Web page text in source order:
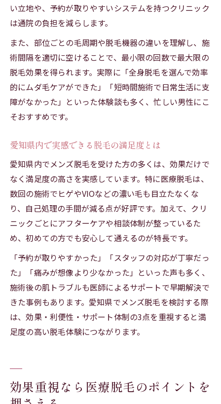
い立地や、予約が取りやすいシステムを持つクリニック
は通院の負担を減らします。
また、部位ごとの毛周期や脱毛機器の違いを理解し、施
術間隔を適切に空けることで、最小限の回数で最大限の
脱毛効果を得られます。実際に「全身脱毛を選んで効率
的にムダ毛ケアができた」「短時間施術で日常生活に支
障がなかった」といった体験談も多く、忙しい男性にこ
そおすすめです。
愛知県内で実感できる脱毛の満足度とは
愛知県内でメンズ脱毛を受けた方の多くは、効果だけで
なく満足度の高さを実感しています。特に医療脱毛は、
数回の施術でヒゲやVIOなどの濃い毛も目立たなくな
り、自己処理の手間が減る点が好評です。加えて、クリ
ニックごとにアフターケアや相談体制が整っているた
め、初めての方でも安心して通えるのが特長です。
「予約が取りやすかった」「スタッフの対応が丁寧だっ
た」「痛みが想像より少なかった」といった声も多く、
施術後の肌トラブルも医師によるサポートで早期解決で
きた事例もあります。愛知県でメンズ脱毛を検討する際
は、効果・利便性・サポート体制の3点を重視すると満
足度の高い脱毛体験につながります。
効果重視なら医療脱毛のポイントを